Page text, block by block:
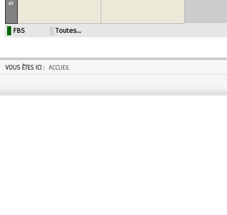
49
FBS Toutes…
VOUS ÊTES ICI : ACCUEIL